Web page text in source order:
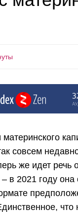
совсем
же идет
в 2021 году она